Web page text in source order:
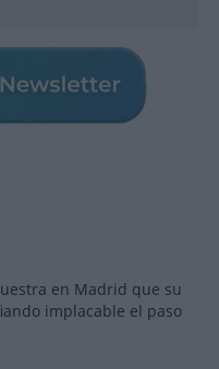
en Madrid que su
implacable el paso